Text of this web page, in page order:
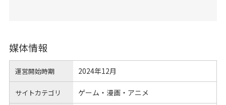
媒体情報
運営開始時期 2024年12月
サイトカテゴリ ゲーム・漫画・アニメ